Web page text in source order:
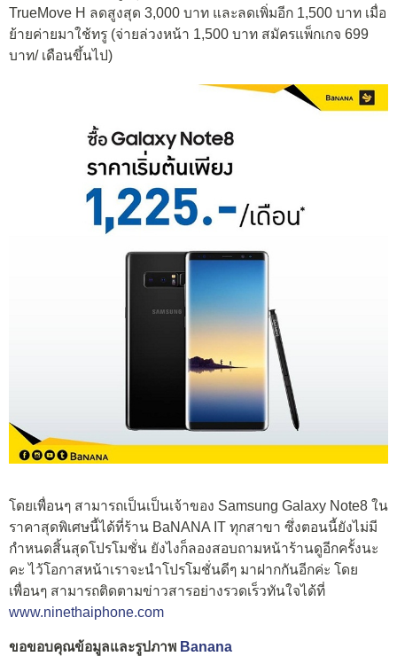
TrueMove H ลดสูงสุด 3,000 บาท และลดเพิ่มอีก 1,500 บาท เมื่อ
ย้ายค่ายมาใช้ทรู (จ่ายล่วงหน้า 1,500 บาท สมัครแพ็กเกจ 699
บาท/ เดือนขึ้นไป)
โดยเพื่อนๆ สามารถเป็นเป็นเจ้าของ Samsung Galaxy Note8 ใน
ราคาสุดพิเศษนี้ได้ที่ร้าน BaNANA IT ทุกสาขา ซึ่งตอนนี้ยังไม่มี
กำหนดสิ้นสุดโปรโมชั่น ยังไงก็ลองสอบถามหน้าร้านดูอีกครั้งนะ
คะ ไว้โอกาสหน้าเราจะนำโปรโมชั่นดีๆ มาฝากกันอีกค่ะ โดย
เพื่อนๆ สามารถติดตามข่าวสารอย่างรวดเร็วทันใจได้ที่
www.ninethaiphone.com
ขอขอบคุณข้อมูลและรูปภาพ Banana